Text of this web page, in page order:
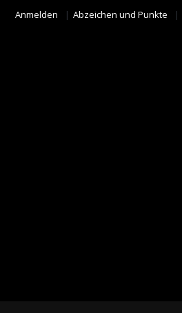
Anmelden Abzeichen und Punkte